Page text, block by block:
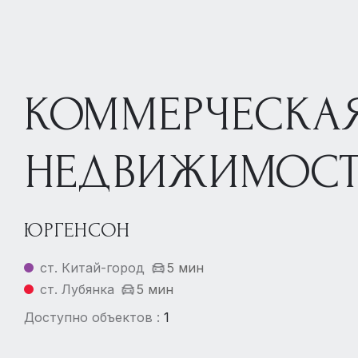
ЮРГЕНСОН
ст. Китай-город
5 мин
ст. Лубянка
5 мин
Доступно объектов : 1